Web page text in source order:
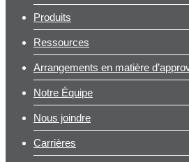
Produits
Ressources
Arrangements en matière
Notre Équipe
Nous joindre
Carrières